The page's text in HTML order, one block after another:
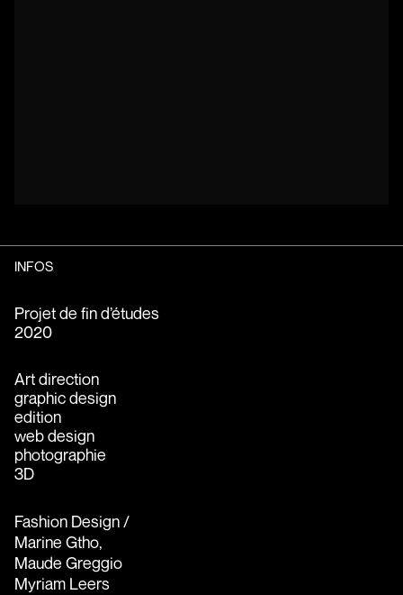
INFOS
Projet de fin d’études
2020
Art direction
graphic design
edition
web design
photographie
3D
Fashion Design /
Marine Gtho,
Maude Greggio
Myriam Leers